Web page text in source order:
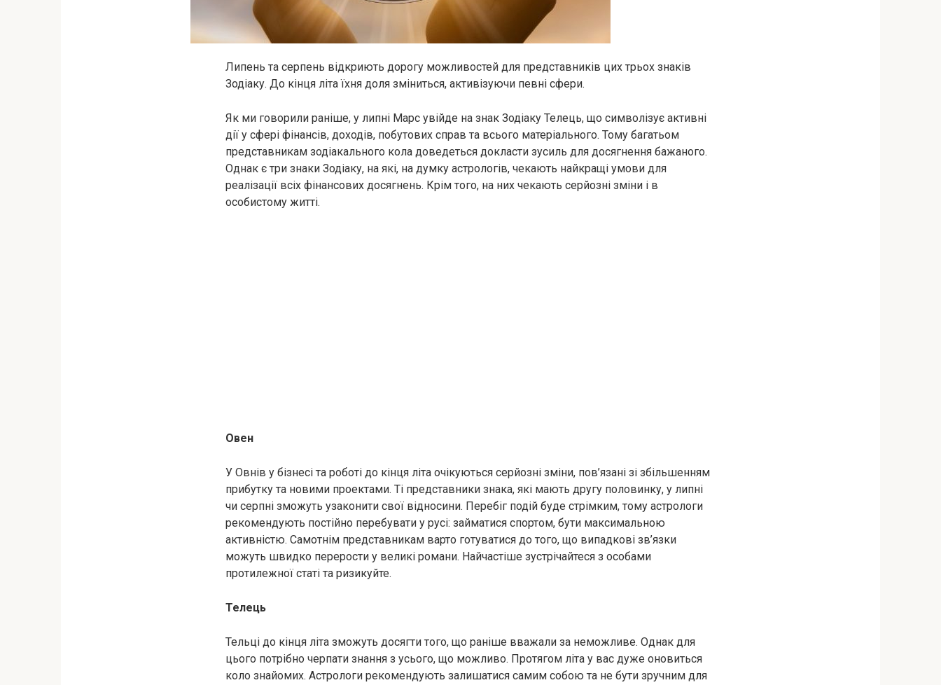
Липень та серпень відкриють дорогу можливостей для представників цих трьох знаків
Зодіаку. До кінця літа їхня доля зміниться, активізуючи певні сфери.
Як ми говорили раніше, у липні Марс увійде на знак Зодіаку Телець, що символізує активні
дії у сфері фінансів, доходів, побутових справ та всього матеріального. Тому багатьом
представникам зодіакального кола доведеться докласти зусиль для досягнення бажаного.
Однак є три знаки Зодіаку, на які, на думку астрологів, чекають найкращі умови для
реалізації всіх фінансових досягнень. Крім того, на них чекають серйозні зміни і в
особистому житті.
Овен
У Овнів у бізнесі та роботі до кінця літа очікуються серйозні зміни, пов’язані зі збільшенням
прибутку та новими проектами. Ті представники знака, які мають другу половинку, у липні
чи серпні зможуть узаконити свої відносини. Перебіг подій буде стрімким, тому астрологи
рекомендують постійно перебувати у русі: займатися спортом, бути максимальною
активністю. Самотнім представникам варто готуватися до того, що випадкові зв’язки
можуть швидко перерости у великі романи. Найчастіше зустрічайтеся з особами
протилежної статі та ризикуйте.
Телець
Тельці до кінця літа зможуть досягти того, що раніше вважали за неможливе. Однак для
цього потрібно черпати знання з усього, що можливо. Протягом літа у вас дуже оновиться
коло знайомих. Астрологи рекомендують залишатися самим собою та не бути зручним для